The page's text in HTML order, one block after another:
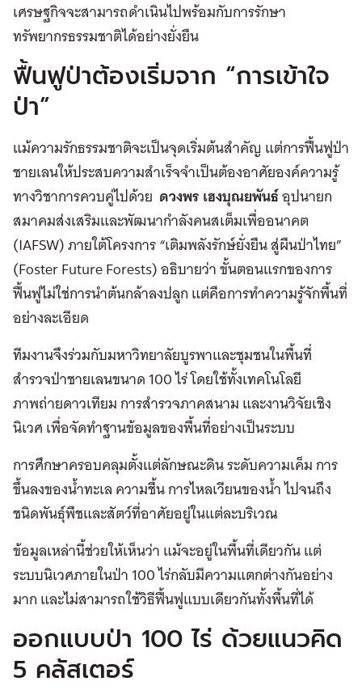
เศรษฐกิจจะสามารถดำเนินไปพร้อมกับการรักษา
ทรัพยากรธรรมชาติได้อย่างยั่งยืน
ฟื้นฟูป่าต้องเริ่มจาก “การเข้าใจ
ป่า”
แม้ความรักธรรมชาติจะเป็นจุดเริ่มต้นสำคัญ แต่การฟื้นฟูป่า
ชายเลนให้ประสบความสำเร็จจำเป็นต้องอาศัยองค์ความรู้
ทางวิชาการควบคู่ไปด้วย ดวงพร เฮงบุณยพันธ์อุปนายก
สมาคมส่งเสริมและพัฒนากำลังคนสเต็มเพื่ออนาคต
(IAFSW) ภายใต้โครงการ “เติมพลังรักษ์ยั่งยืน สู่ผืนป่าไทย”
(Foster Future Forests) อธิบายว่า ขั้นตอนแรกของการ
ฟื้นฟูไม่ใช่การนำต้นกล้าลงปลูก แต่คือการทำความรู้จักพื้นที่
อย่างละเอียด
ทีมงานจึงร่วมกับมหาวิทยาลัยบูรพาและชุมชนในพื้นที่
สำรวจป่าชายเลนขนาด 100 ไร่ โดยใช้ทั้งเทคโนโลยี
ภาพถ่ายดาวเทียม การสำรวจภาคสนาม และงานวิจัยเชิง
นิเวศ เพื่อจัดทำฐานข้อมูลของพื้นที่อย่างเป็นระบบ
การศึกษาครอบคลุมตั้งแต่ลักษณะดิน ระดับความเค็ม การ
ขึ้นลงของน้ำทะเล ความชื้น การไหลเวียนของน้ำ ไปจนถึง
ชนิดพันธุ์พืชและสัตว์ที่อาศัยอยู่ในแต่ละบริเวณ
ข้อมูลเหล่านี้ช่วยให้เห็นว่า แม้จะอยู่ในพื้นที่เดียวกัน แต่
ระบบนิเวศภายในป่า 100 ไร่กลับมีความแตกต่างกันอย่าง
มาก และไม่สามารถใช้วิธีฟื้นฟูแบบเดียวกันทั้งพื้นที่ได้
ออกแบบป่า 100 ไร่ ด้วยแนวคิด
5 คลัสเตอร์